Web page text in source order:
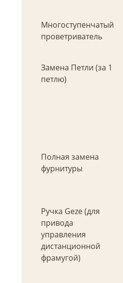
Многоступенчатый
проветриватель
Замена Петли (за 1
петлю)
Полная замена
фурнитуры
Ручка Geze (для
привода
управления
дистанционной
фрамугой)